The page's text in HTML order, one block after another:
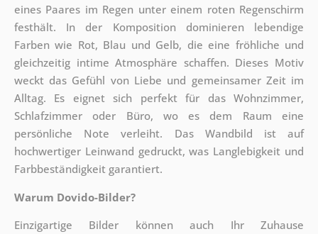
eines Paares im Regen unter einem roten Regenschirm
festhält. In der Komposition dominieren lebendige
Farben wie Rot, Blau und Gelb, die eine fröhliche und
gleichzeitig intime Atmosphäre schaffen. Dieses Motiv
weckt das Gefühl von Liebe und gemeinsamer Zeit im
Alltag. Es eignet sich perfekt für das Wohnzimmer,
Schlafzimmer oder Büro, wo es dem Raum eine
persönliche Note verleiht. Das Wandbild ist auf
hochwertiger Leinwand gedruckt, was Langlebigkeit und
Farbbeständigkeit garantiert.
Warum Dovido-Bilder?
Einzigartige Bilder können auch Ihr Zuhause